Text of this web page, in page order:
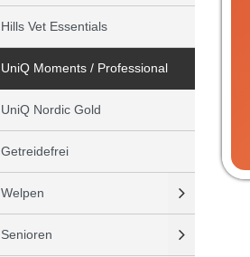
Hills Vet Essentials
UniQ Moments / Professional
UniQ Nordic Gold
Getreidefrei
Welpen
Senioren